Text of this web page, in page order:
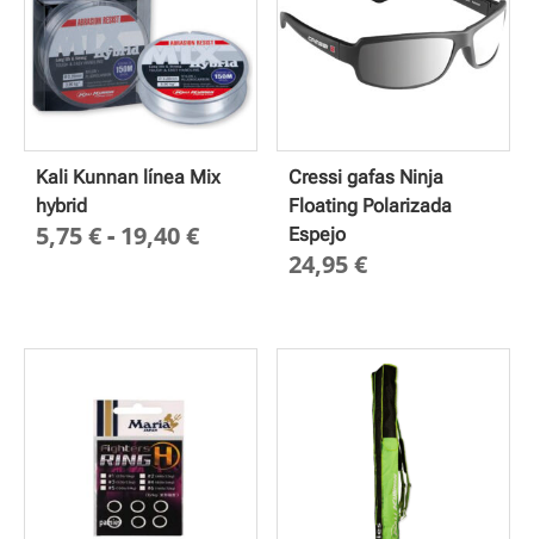
Kali Kunnan línea Mix
hybrid
5,75€- 19,40€Rango
5,75 €
Cressi gafas Ninja
Floating Polarizada
Espejo
24,95€